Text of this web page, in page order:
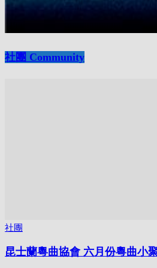
社團 Community
社團
昆士蘭粵曲協會 六月份粵曲小